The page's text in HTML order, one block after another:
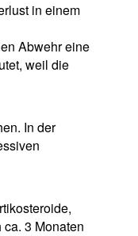
in einem
Abwehr eine
weil die
In der
3 Monaten